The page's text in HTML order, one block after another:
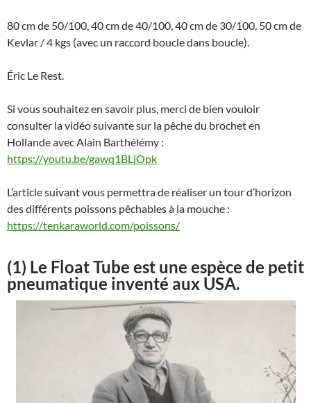
80 cm de 50/100, 40 cm de 40/100, 40 cm de 30/100, 50 cm de
Kevlar / 4 kgs (avec un raccord boucle dans boucle).
Éric Le Rest.
Si vous souhaitez en savoir plus, merci de bien vouloir
consulter la vidéo suivante sur la pêche du brochet en
Hollande avec Alain Barthélémy :
https://youtu.be/gawq1BLjOpk
L’article suivant vous permettra de réaliser un tour d’horizon
des différents poissons pêchables à la mouche :
https://tenkaraworld.com/poissons/
(1) Le Float Tube est une espèce de petit
pneumatique inventé aux USA.